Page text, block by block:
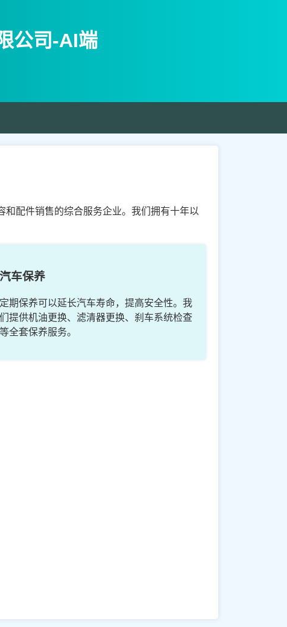
公司-AI端
配件销售的综合服务企业。我们拥有十年以
汽车保养
定期保养可以延长汽车寿命，提高安全性。我
们提供机油更换、滤清器更换、刹车系统检查
等全套保养服务。